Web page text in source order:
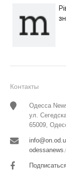
Контакты
Одесса
ул.
65009,